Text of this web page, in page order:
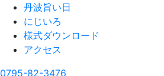
丹波旨い日
にじいろ
様式ダウンロード
アクセス
0795-82-3476